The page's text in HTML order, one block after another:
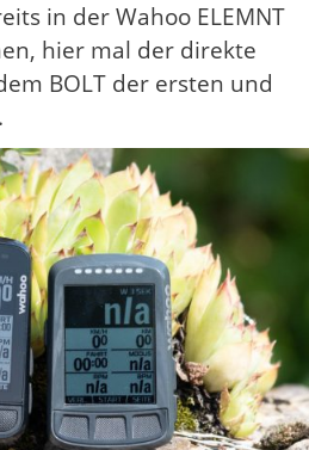
in der Wahoo ELEMNT
hier mal der direkte
BOLT der ersten und